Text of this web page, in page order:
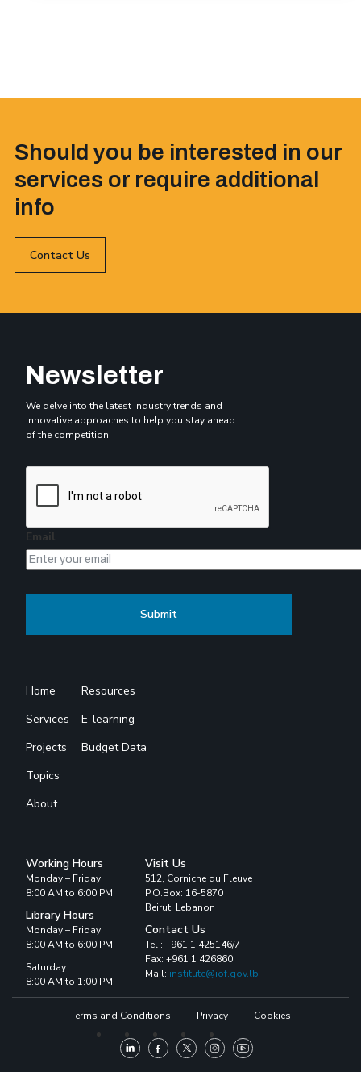
Should you be interested in our
services or require additional
info
Contact Us
Newsletter
We delve into the latest industry trends and
innovative approaches to help you stay ahead
of the competition
Email
Home
Services
Projects
Topics
About
Resources
E-learning
Budget Data
Working Hours
Monday – Friday
8:00 AM to 6:00 PM
Library Hours
Monday – Friday
8:00 AM to 6:00 PM
Saturday
8:00 AM to 1:00 PM
Visit Us
512, Corniche du Fleuve
P.O.Box: 16-5870
Beirut, Lebanon
Contact Us
Tel : +961 1 425146/7
Fax: +961 1 426860
Mail: institute@iof.gov.lb
Terms and Conditions Privacy Cookies